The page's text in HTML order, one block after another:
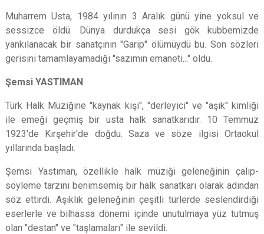
Muharrem Usta, 1984 yılının 3 Aralık günü yine yoksul ve
sessizce öldü. Dünya durdukça sesi gök kubbemizde
yankılanacak bir sanatçının "Garip" ölümüydü bu. Son sözleri
gerisini tamamlayamadığı "sazımın emaneti..." oldu.
Şemsi YASTIMAN
Türk Halk Müziğine "kaynak kişi", "derleyici" ve "aşık" kimliği
ile emeği geçmiş bir usta halk sanatkarıdır. 10 Temmuz
1923'de Kırşehir'de doğdu. Saza ve söze ilgisi Ortaokul
yıllarında başladı.
Şemsi Yastıman, özellikle halk müziği geleneğinin çalıp-
söyleme tarzını benimsemiş bir halk sanatkarı olarak adından
söz ettirdi. Aşıklık geleneğinin çeşitli türlerde seslendirdiği
eserlerle ve bilhassa dönemi içinde unutulmaya yüz tutmuş
olan "destan" ve "taşlamaları" ile sevildi.